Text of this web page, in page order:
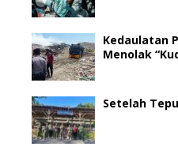
Kedaulatan
Menolak
Setelah